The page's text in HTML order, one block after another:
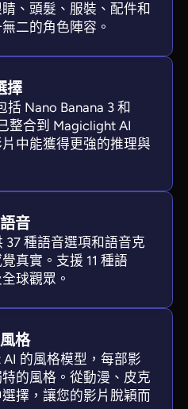
all tools
、頭髮、服裝、配件和
二的角色陣容。
擇
Nano Banana 3 和
整合到 Magiclight AI
中能獲得更強的推理與
音
37 種語音選項和語音克
真實。支援 11 種語
球觀眾。
格
的風格模型，每部影
的風格。從動漫、皮克
擇，讓您的影片脫穎而